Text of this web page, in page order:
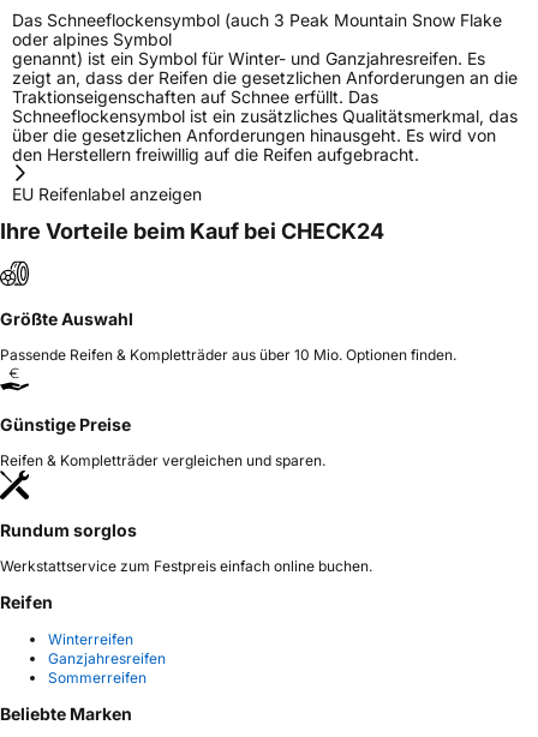
Das Schneeflockensymbol (auch 3 Peak Mountain Snow Flake
oder alpines Symbol
genannt) ist ein Symbol für Winter- und Ganzjahresreifen. Es
zeigt an, dass der Reifen die gesetzlichen Anforderungen an die
Traktionseigenschaften auf Schnee erfüllt. Das
Schneeflockensymbol ist ein zusätzliches Qualitätsmerkmal, das
über die gesetzlichen Anforderungen hinausgeht. Es wird von
den Herstellern freiwillig auf die Reifen aufgebracht.
EU Reifenlabel anzeigen
Ihre Vorteile beim Kauf bei CHECK24
Größte Auswahl
Passende Reifen & Kompletträder aus über 10 Mio. Optionen finden.
Günstige Preise
Reifen & Kompletträder vergleichen und sparen.
Rundum sorglos
Werkstattservice zum Festpreis einfach online buchen.
Reifen
Winterreifen
Ganzjahresreifen
Sommerreifen
Beliebte Marken